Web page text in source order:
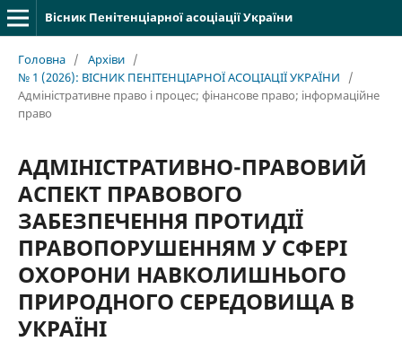
Вісник Пенітенціарної асоціації України
Головна / Архіви /
№ 1 (2026): ВІСНИК ПЕНІТЕНЦІАРНОЇ АСОЦІАЦІЇ УКРАЇНИ
/
Адміністративне право і процес; фінансове право; інформаційне
право
АДМІНІСТРАТИВНО-ПРАВОВИЙ
АСПЕКТ ПРАВОВОГО
ЗАБЕЗПЕЧЕННЯ ПРОТИДІЇ
ПРАВОПОРУШЕННЯМ У СФЕРІ
ОХОРОНИ НАВКОЛИШНЬОГО
ПРИРОДНОГО СЕРЕДОВИЩА В
УКРАЇНІ